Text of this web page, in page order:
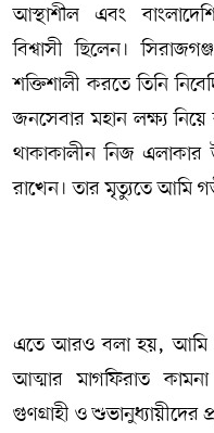
আস্থাশীল এবং
বিশ্বাসী ছিলেন।
শক্তিশালী করতে তিনি
জনসেবার মহান লক্ষ্য
থাকাকালীন নিজ
রাখেন। তার মৃত্যুতে আমি
এতে আরও বলা হয়, আমি
আত্মার মাগফিরাত
গুণগ্রাহী ও শুভানুধ্যায়ীদের